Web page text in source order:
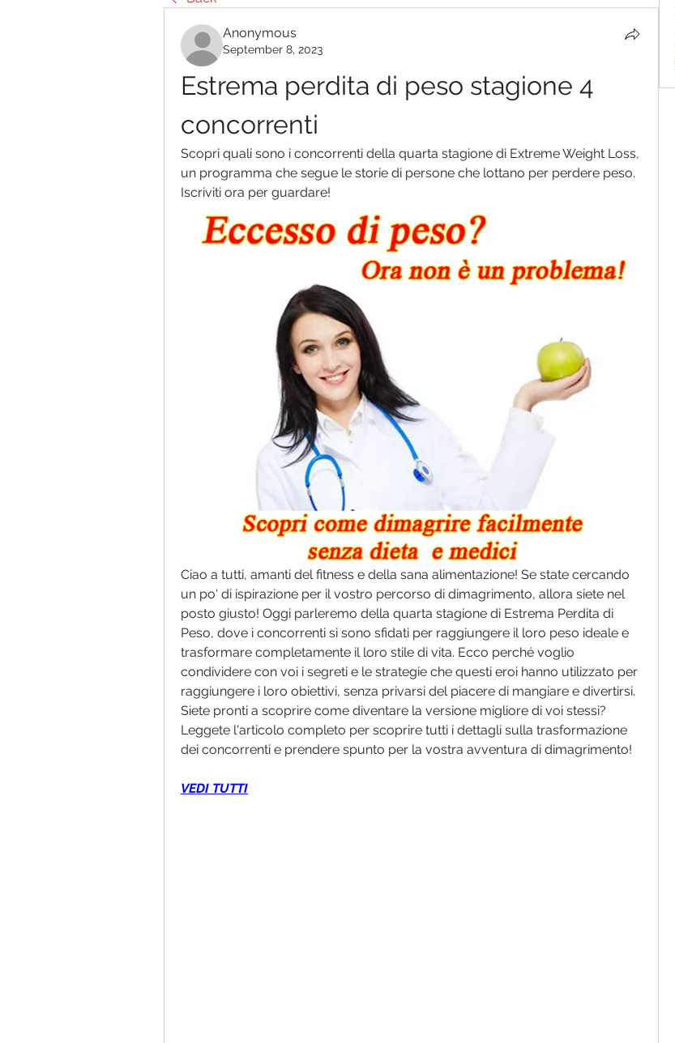
Anonymous
September 8, 2023
Estrema perdita di peso stagione 4
concorrenti
Scopri quali sono i concorrenti della quarta stagione di Extreme Weight Loss,
un programma che segue le storie di persone che lottano per perdere peso.
Iscriviti ora per guardare!
Ciao a tutti, amanti del fitness e della sana alimentazione! Se state cercando
un po' di ispirazione per il vostro percorso di dimagrimento, allora siete nel
posto giusto! Oggi parleremo della quarta stagione di Estrema Perdita di
Peso, dove i concorrenti si sono sfidati per raggiungere il loro peso ideale e
trasformare completamente il loro stile di vita. Ecco perché voglio
condividere con voi i segreti e le strategie che questi eroi hanno utilizzato per
raggiungere i loro obiettivi, senza privarsi del piacere di mangiare e divertirsi.
Siete pronti a scoprire come diventare la versione migliore di voi stessi?
Leggete l'articolo completo per scoprire tutti i dettagli sulla trasformazione
dei concorrenti e prendere spunto per la vostra avventura di dimagrimento!
VEDI TUTTI